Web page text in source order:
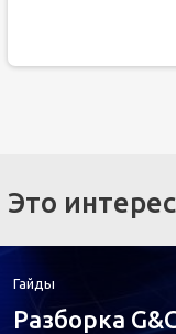
Это
Гайды
Разборка